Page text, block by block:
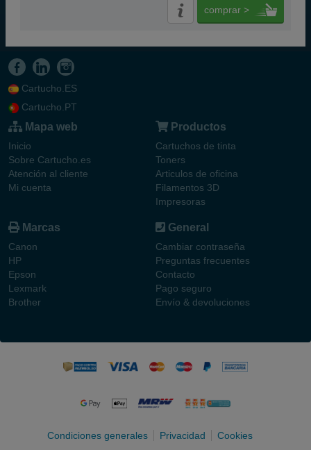
comprar >
Cartucho.ES
Cartucho.PT
Mapa web
Inicio
Sobre Cartucho.es
Atención al cliente
Mi cuenta
Productos
Cartuchos de tinta
Toners
Articulos de oficina
Filamentos 3D
Impresoras
Marcas
Canon
HP
Epson
Lexmark
Brother
General
Cambiar contraseña
Preguntas frecuentes
Contacto
Pago seguro
Envío & devoluciones
Condiciones generales Privacidad Cookies